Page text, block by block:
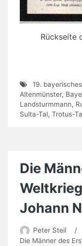
Rückseite
19.
Altenmünster,
Landsturmmann,
Sulta-Tal, Trotus-
Die
Johann
Peter Steil /
Die Männer des